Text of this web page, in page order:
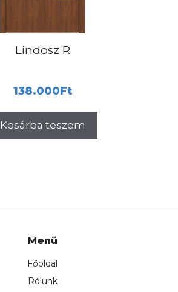
Lindosz R
138.000Ft
Kosárba teszem
Menü
Főoldal
Rólunk